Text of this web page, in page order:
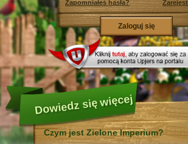
Zapomniałeś hasła?
Dowiedz się więcej
Czym jest Zielone Imperium?